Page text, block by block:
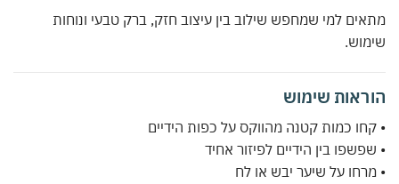
למי שמחפש שילוב בין עיצוב חזק, ברק טבעי ונוחות
שימוש
כמות קטנה מהווקס על כפות הידיים
בין הידיים לפיזור אחיד
על שיער יבש או לח